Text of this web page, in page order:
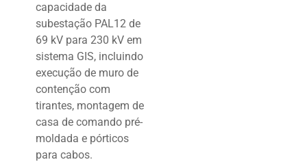
capacidade da
subestação PAL12 de
69 kV para 230 kV em
sistema GIS, incluindo
execução de muro de
contenção com
tirantes, montagem de
casa de comando pré-
moldada e pórticos
para cabos.